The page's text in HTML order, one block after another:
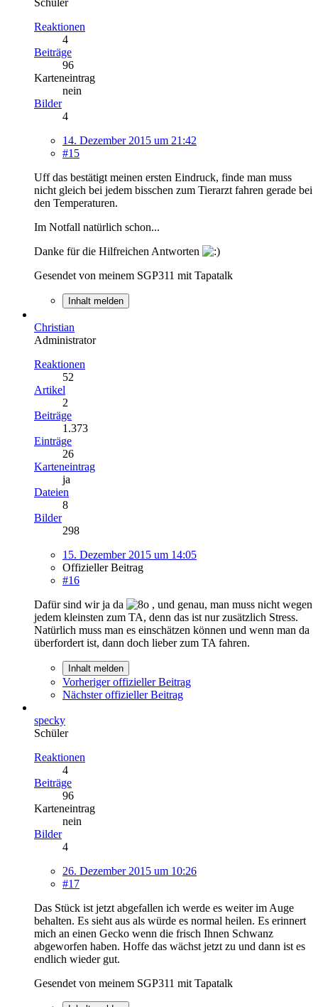
Reaktionen
4
Beiträge
96
Karteneintrag
nein
Bilder
4
14. Dezember 2015 um 21:42
#15
Uff das bestätigt meinen ersten Eindruck, finde man muss
nicht gleich bei jedem bisschen zum Tierarzt fahren gerade bei
den Temperaturen.
Im Notfall natürlich schon...
Danke für die Hilfreichen Antworten
Gesendet von meinem SGP311 mit Tapatalk
Inhalt melden
Christian
Administrator
Reaktionen
52
Artikel
2
Beiträge
1.373
Einträge
26
Karteneintrag
ja
Dateien
8
Bilder
298
15. Dezember 2015 um 14:05
Offizieller Beitrag
#16
Dafür sind wir ja da
, und genau, man muss nicht wegen
jedem kleinsten zum TA, denn das ist nur zusätzlich Stress.
Natürlich muss man es einschätzen können und wenn man da
überfordert ist, dann doch lieber zum TA fahren.
Inhalt melden
Vorheriger offizieller Beitrag
Nächster offizieller Beitrag
specky
Schüler
Reaktionen
4
Beiträge
96
Karteneintrag
nein
Bilder
4
26. Dezember 2015 um 10:26
#17
Das Stück ist jetzt abgefallen ich werde es weiter im Auge
behalten. Es sieht aus als würde es normal heilen. Es erinnert
mich an einen Gecko wenn die frisch Ihnen Schwanz
abgeworfen haben. Hoffe das wächst jetzt zu und dann ist es
endlich wieder gut.
Gesendet von meinem SGP311 mit Tapatalk